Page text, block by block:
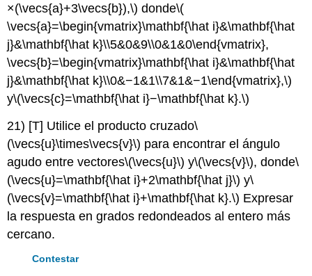
×(\vecs{a}+3\vecs{b}),\) donde\(
\vecs{a}=\begin{vmatrix}\mathbf{\hat i}&\mathbf{\hat
j}&\mathbf{\hat k}\\5&0&9\\0&1&0\end{vmatrix},
\vecs{b}=\begin{vmatrix}\mathbf{\hat i}&\mathbf{\hat
j}&\mathbf{\hat k}\\0&−1&1\\7&1&−1\end{vmatrix},\)
y\(\vecs{c}=\mathbf{\hat i}−\mathbf{\hat k}.\)
21) [T] Utilice el producto cruzado\
(\vecs{u}\times\vecs{v}\) para encontrar el ángulo
agudo entre vectores\(\vecs{u}\) y\(\vecs{v}\), donde\
(\vecs{u}=\mathbf{\hat i}+2\mathbf{\hat j}\) y\
(\vecs{v}=\mathbf{\hat i}+\mathbf{\hat k}.\) Expresar
la respuesta en grados redondeados al entero más
cercano.
Contestar